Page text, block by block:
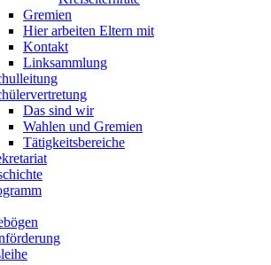
Gremien
Hier arbeiten Eltern mit
Kontakt
Linksammlung
Das sind wir
Wahlen und Gremien
Tätigkeitsbereiche